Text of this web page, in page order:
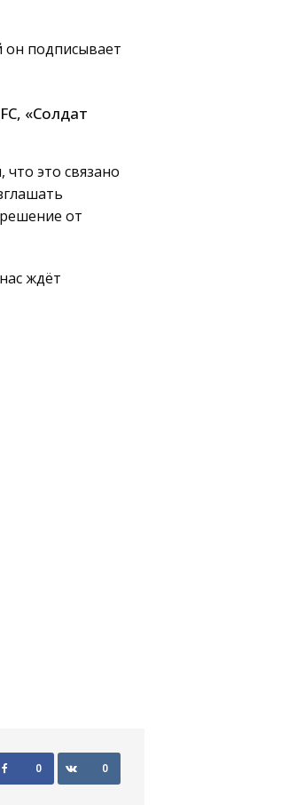
он подписывает
«Солдат
это связано
от
ждёт
0 0